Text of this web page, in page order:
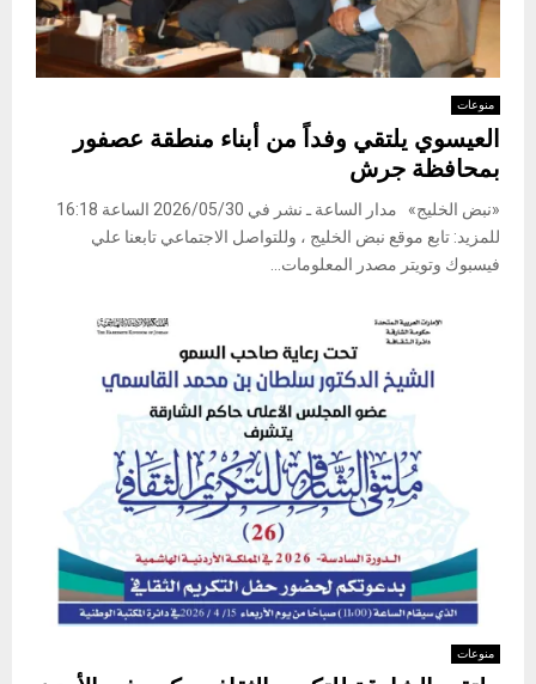
منوعات
العيسوي يلتقي وفداً من أبناء منطقة عصفور
بمحافظة جرش
«نبض الخليج» مدار الساعة ـ نشر في 2026/05/30 الساعة 16:18
للمزيد: تابع موقع نبض الخليج ، وللتواصل الاجتماعي تابعنا علي
فيسبوك وتويتر مصدر المعلومات...
منوعات